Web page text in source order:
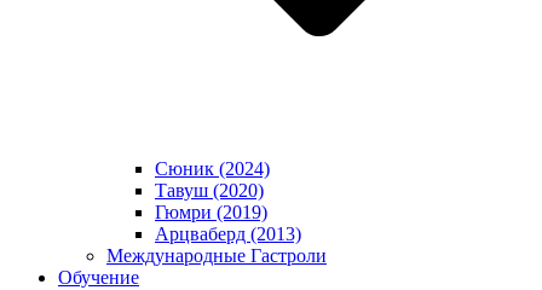
Сюник (2024)
Тавуш (2020)
Гюмри (2019)
Арцваберд (2013)
Международные Гастроли
Обучение